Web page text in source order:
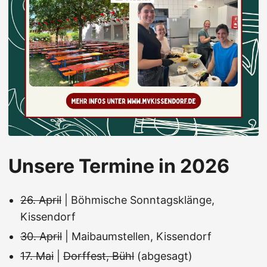
Unsere Termine in 2026
26. April | Böhmische Sonntagsklänge,
Kissendorf
30. April | Maibaumstellen, Kissendorf
17. Mai
Dorffest, Bühl (abgesagt)